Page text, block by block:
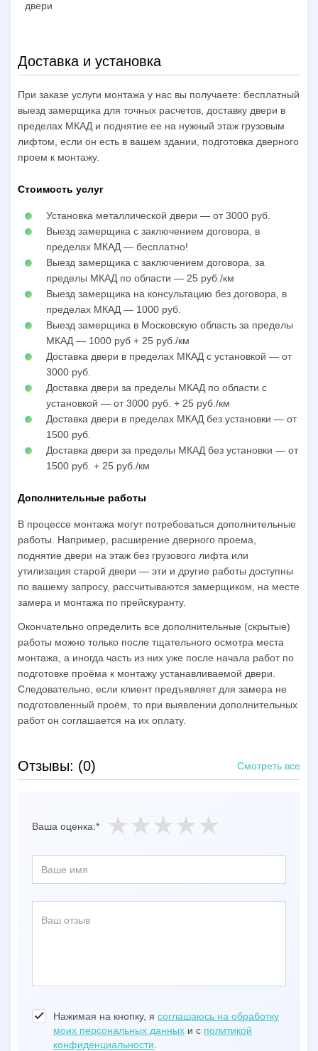
двери
Доставка и установка
При заказе услуги монтажа у нас вы получаете: бесплатный
выезд замерщика для точных расчетов, доставку двери в
пределах МКАД и поднятие ее на нужный этаж грузовым
лифтом, если он есть в вашем здании, подготовка дверного
проем к монтажу.
Стоимость услуг
Установка металлической двери — от 3000 руб.
Выезд замерщика с заключением договора, в
пределах МКАД — бесплатно!
Выезд замерщика с заключением договора, за
пределы МКАД по области — 25 руб./км
Выезд замерщика на консультацию без договора, в
пределах МКАД — 1000 руб.
Выезд замерщика в Московскую область за пределы
МКАД — 1000 руб + 25 руб./км
Доставка двери в пределах МКАД с установкой — от
3000 руб.
Доставка двери за пределы МКАД по области с
установкой — от 3000 руб. + 25 руб./км
Доставка двери в пределах МКАД без установки — от
1500 руб.
Доставка двери за пределы МКАД без установки — от
1500 руб. + 25 руб./км
Дополнительные работы
В процессе монтажа могут потребоваться дополнительные
работы. Например, расширение дверного проема,
поднятие двери на этаж без грузового лифта или
утилизация старой двери — эти и другие работы доступны
по вашему запросу, рассчитываются замерщиком, на месте
замера и монтажа по прейскуранту.
Окончательно определить все дополнительные (скрытые)
работы можно только после тщательного осмотра места
монтажа, а иногда часть из них уже после начала работ по
подготовке проёма к монтажу устанавливаемой двери.
Следовательно, если клиент предъявляет для замера не
подготовленный проём, то при выявлении дополнительных
работ он соглашается на их оплату.
Отзывы: (0) Смотреть все
Ваша оценка:*
Нажимая на кнопку, я соглашаюсь на обработку
моих персональных данных и с политикой
конфиденциальности